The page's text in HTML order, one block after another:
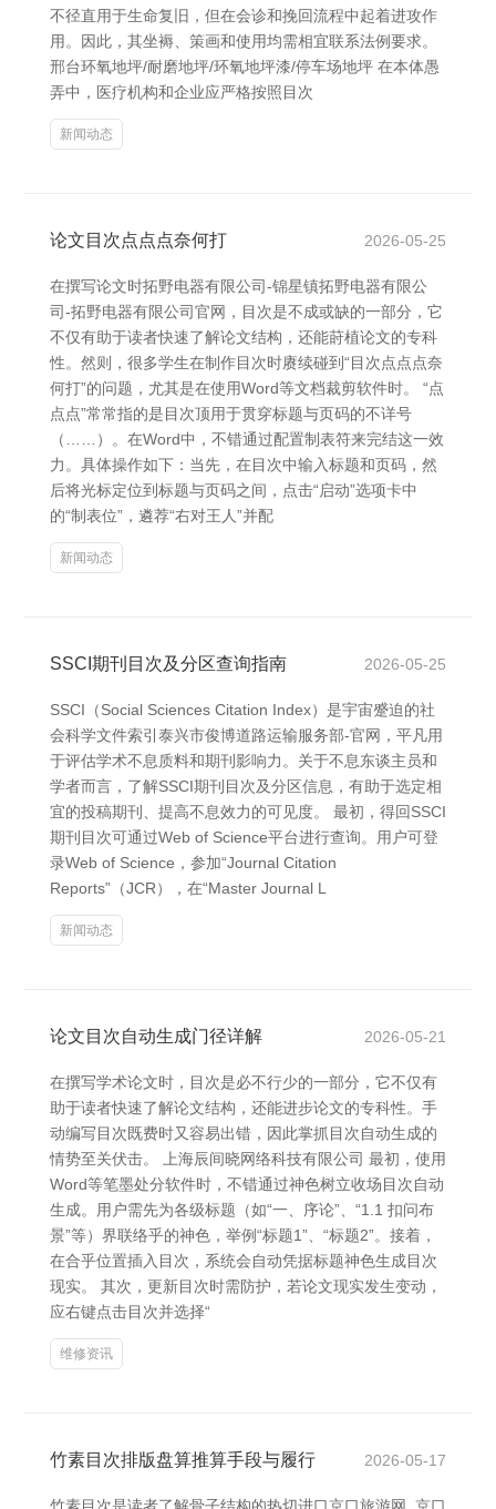
不径直用于生命复旧，但在会诊和挽回流程中起着进攻作
用。因此，其坐褥、策画和使用均需相宜联系法例要求。
邢台环氧地坪/耐磨地坪/环氧地坪漆/停车场地坪 在本体愚
弄中，医疗机构和企业应严格按照目次
新闻动态
论文目次点点点奈何打 2026-05-25
在撰写论文时拓野电器有限公司-锦星镇拓野电器有限公
司-拓野电器有限公司官网，目次是不成或缺的一部分，它
不仅有助于读者快速了解论文结构，还能莳植论文的专科
性。然则，很多学生在制作目次时赓续碰到“目次点点点奈
何打”的问题，尤其是在使用Word等文档裁剪软件时。 “点
点点”常常指的是目次顶用于贯穿标题与页码的不详号
（……）。在Word中，不错通过配置制表符来完结这一效
力。具体操作如下：当先，在目次中输入标题和页码，然
后将光标定位到标题与页码之间，点击“启动”选项卡中
的“制表位”，遴荐“右对王人”并配
新闻动态
SSCI期刊目次及分区查询指南 2026-05-25
SSCI（Social Sciences Citation Index）是宇宙蹙迫的社
会科学文件索引泰兴市俊博道路运输服务部-官网，平凡用
于评估学术不息质料和期刊影响力。关于不息东谈主员和
学者而言，了解SSCI期刊目次及分区信息，有助于选定相
宜的投稿期刊、提高不息效力的可见度。 最初，得回SSCI
期刊目次可通过Web of Science平台进行查询。用户可登
录Web of Science，参加“Journal Citation
Reports”（JCR），在“Master Journal L
新闻动态
论文目次自动生成门径详解 2026-05-21
在撰写学术论文时，目次是必不行少的一部分，它不仅有
助于读者快速了解论文结构，还能进步论文的专科性。手
动编写目次既费时又容易出错，因此掌抓目次自动生成的
情势至关伏击。 上海辰间晓网络科技有限公司 最初，使用
Word等笔墨处分软件时，不错通过神色树立收场目次自动
生成。用户需先为各级标题（如“一、序论”、“1.1 扣问布
景”等）界联络乎的神色，举例“标题1”、“标题2”。接着，
在合乎位置插入目次，系统会自动凭据标题神色生成目次
现实。 其次，更新目次时需防护，若论文现实发生变动，
应右键点击目次并选择“
维修资讯
竹素目次排版盘算推算手段与履行 2026-05-17